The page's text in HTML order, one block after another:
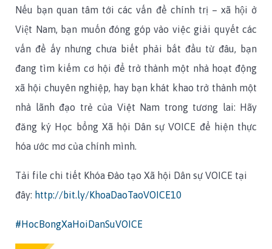
Nếu bạn quan tâm tới các vấn đề chính trị – xã hội ở
Việt Nam, bạn muốn đóng góp vào việc giải quyết các
vấn đề ấy nhưng chưa biết phải bắt đầu từ đâu, bạn
đang tìm kiếm cơ hội để trở thành một nhà hoạt động
xã hội chuyên nghiệp, hay bạn khát khao trở thành một
nhà lãnh đạo trẻ của Việt Nam trong tương lai: Hãy
đăng ký Học bổng Xã hội Dân sự VOICE để hiện thực
hóa ước mơ của chính mình.
Tải file chi tiết Khóa Đào tạo Xã hội Dân sự VOICE tại
đây: http://bit.ly/KhoaDaoTaoVOICE10
#HocBongXaHoiDanSuVOICE